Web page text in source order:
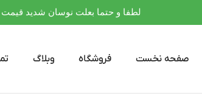
لطفا و حتما بعلت نوسان شدید قیمت قبل از خرید با
صفحه نخست فروشگاه وبلاگ